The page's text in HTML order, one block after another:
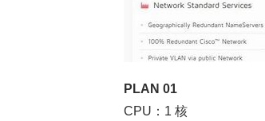
PLAN 01
CPU：1 核